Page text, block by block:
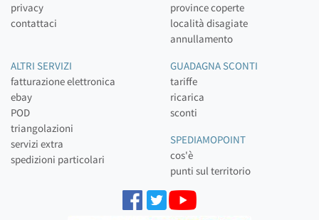
privacy
contattaci
province coperte
località disagiate
annullamento
ALTRI SERVIZI
fatturazione elettronica
ebay
POD
triangolazioni
servizi extra
spedizioni particolari
GUADAGNA SCONTI
tariffe
ricarica
sconti
SPEDIAMOPOINT
cos'è
punti sul territorio